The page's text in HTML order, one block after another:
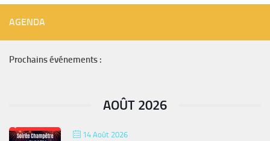
AGENDA
Prochains événements :
AOÛT 2026
14 Août 2026